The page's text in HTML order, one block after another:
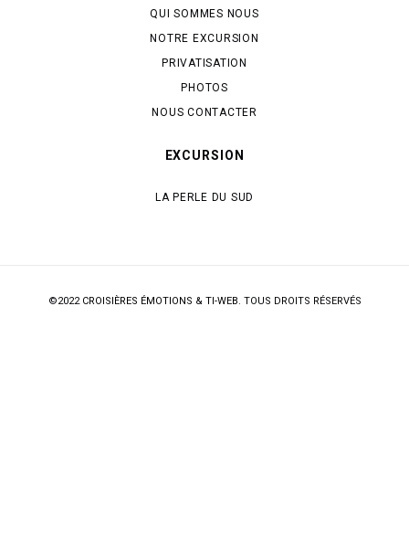
QUI SOMMES NOUS
NOTRE EXCURSION
PRIVATISATION
PHOTOS
NOUS CONTACTER
EXCURSION
LA PERLE DU SUD
©2022 CROISIÈRES ÉMOTIONS & TI-WEB. TOUS DROITS RÉSERVÉS